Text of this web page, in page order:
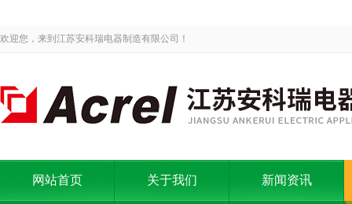
欢迎您，来到江苏安科瑞电器制造有限公司！
网站首页 关于我们 新闻资讯